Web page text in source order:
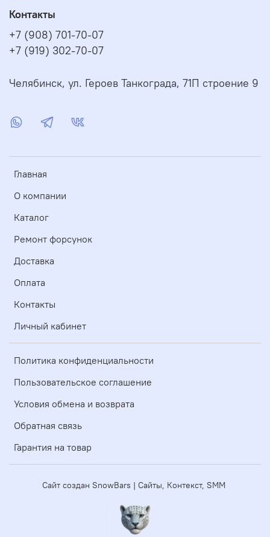
Главная
О компании
Каталог
Ремонт форсунок
Доставка
Оплата
Контакты
Личный кабинет
Политика конфиденциальности
Пользовательское соглашение
Условия обмена и возврата
Обратная связь
Гарантия на товар
Контакты
+7 (908) 701-70-07
+7 (919) 302-70-07
Челябинск, ул. Героев Танкограда, 71П строение 9
Сайт создан SnowBars | Сайты, Контекст, SMM